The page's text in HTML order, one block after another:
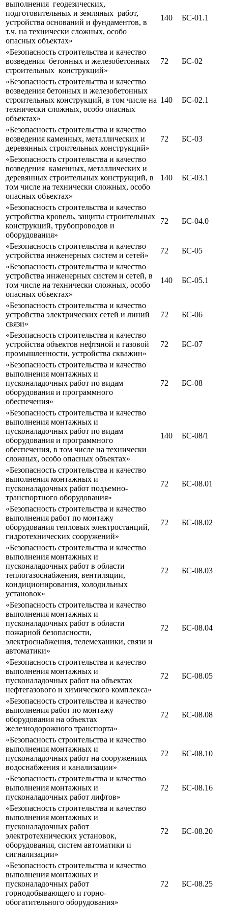
выполнения геодезических,
подготовительных и земляных работ,
устройства оснований и фундаментов, в
т.ч. на технически сложных, особо
опасных объектах»
140 БС-01.1
«Безопасность строительства и качество
возведения бетонных и железобетонных
строительных конструкций»
72 БС-02
«Безопасность строительства и качество
возведения бетонных и железобетонных
строительных конструкций, в том числе на
технически сложных, особо опасных
объектах»
140 БС-02.1
«Безопасность строительства и качество
возведения каменных, металлических и
деревянных строительных конструкций»
72 БС-03
«Безопасность строительства и качество
возведения каменных, металлических и
деревянных строительных конструкций, в
том числе на технически сложных, особо
опасных объектах»
140 БС-03.1
«Безопасность строительства и качество
устройства кровель, защиты строительных
конструкций, трубопроводов и
оборудования»
72 БС-04.0
«Безопасность строительства и качество
устройства инженерных систем и сетей»
72
БС-05
«Безопасность строительства и качество
устройства инженерных систем и сетей, в
том числе на технически сложных, особо
опасных объектах»
140 БС-05.1
«Безопасность строительства и качество
устройства электрических сетей и линий
связи»
72 БС-06
«Безопасность строительства и качество
устройства объектов нефтяной и газовой
промышленности, устройства скважин»
72 БС-07
«Безопасность строительства и качество
выполнения монтажных и
пусконаладочных работ по видам
оборудования и программного
обеспечения»
72 БС-08
«Безопасность строительства и качество
выполнения монтажных и
пусконаладочных работ по видам
оборудования и программного
обеспечения, в том числе на технически
сложных, особо опасных объектах»
140 БС-08/1
«Безопасность строительства и качество
выполнения монтажных и
пусконаладочных работ подъемно-
транспортного оборудования»
72 БС-08.01
«Безопасность строительства и качество
выполнения работ по монтажу
оборудования тепловых электростанций,
гидротехнических сооружений»
72 БС-08.02
«Безопасность строительства и качество
выполнения монтажных и
пусконаладочных работ в области
теплогазоснабжения, вентиляции,
кондиционирования, холодильных
установок»
72 БС-08.03
«Безопасность строительства и качество
выполнения монтажных и
пусконаладочных работ в области
пожарной безопасности,
электроснабжения, телемеханики, связи и
автоматики»
72 БС-08.04
«Безопасность строительства и качество
выполнения монтажных и
пусконаладочных работ на объектах
нефтегазового и химического комплекса»
72 БС-08.05
«Безопасность строительства и качество
выполнения работ по монтажу
оборудования на объектах
железнодорожного транспорта»
72 БС-08.08
«Безопасность строительства и качество
выполнения монтажных и
пусконаладочных работ на сооружениях
водоснабжения и канализации»
72 БС-08.10
«Безопасность строительства и качество
выполнения монтажных и
пусконаладочных работ лифтов»
72 БС-08.16
«Безопасность строительства и качество
выполнения монтажных и
пусконаладочных работ
электротехнических установок,
оборудования, систем автоматики и
сигнализации»
72 БС-08.20
«Безопасность строительства и качество
выполнения монтажных и
пусконаладочных работ
горнодобывающего и горно-
обогатительного оборудования»
72 БС-08.25